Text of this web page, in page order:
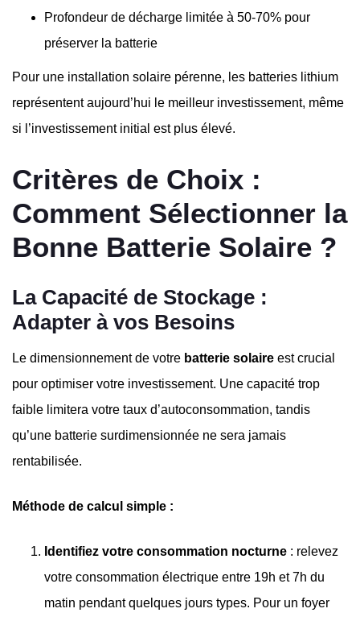
Profondeur de décharge limitée à 50-70% pour
préserver la batterie
Pour une installation solaire pérenne, les batteries lithium
représentent aujourd’hui le meilleur investissement, même
si l’investissement initial est plus élevé.
Critères de Choix :
Comment Sélectionner la
Bonne Batterie Solaire ?
La Capacité de Stockage :
Adapter à vos Besoins
Le dimensionnement de votre batterie solaire est crucial
pour optimiser votre investissement. Une capacité trop
faible limitera votre taux d’autoconsommation, tandis
qu’une batterie surdimensionnée ne sera jamais
rentabilisée.
Méthode de calcul simple :
Identifiez votre consommation nocturne : relevez
votre consommation électrique entre 19h et 7h du
matin pendant quelques jours types. Pour un foyer